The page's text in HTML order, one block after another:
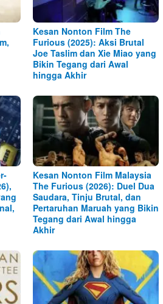
Kesan Nonton Film The
Furious (2025): Aksi Brutal
Joe Taslim dan Xie Miao yang
Bikin Tegang dari Awal
hingga Akhir
Kesan Nonton Film Malaysia
The Furious (2026): Duel Dua
Saudara, Tinju Brutal, dan
Pertaruhan Maruah yang Bikin
Tegang dari Awal hingga
Akhir